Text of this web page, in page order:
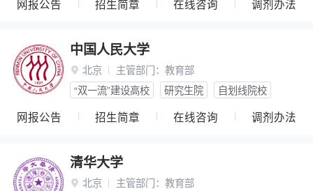
网报公告 招生简章 在线咨询 调剂办法
中国人民大学
 北京 主管部门： 教育部
“双一流”建设高校
研究生院 自划线院校
网报公告 招生简章 在线咨询 调剂办法
清华大学
 北京 主管部门： 教育部